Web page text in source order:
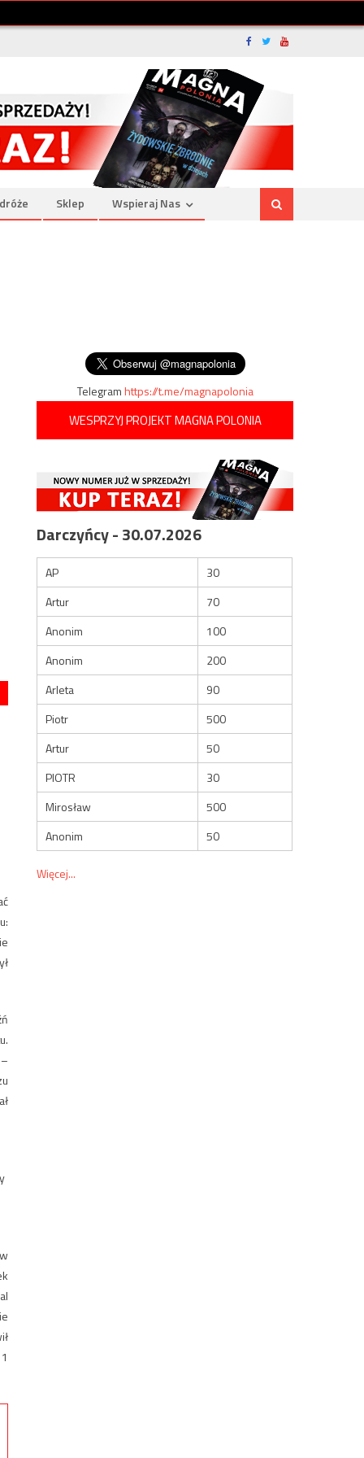
Sklep Wspieraj Nas
Telegramhttps://t.me/magnapolonia
WESPRZYJ PROJEKT MAGNA POLONIA
Darczyńcy - 30.07.2026
AP
30
Artur
70
Anonim
100
Anonim
200
Arleta
90
Piotr
500
Artur
50
PIOTR
30
Mirosław
500
Anonim
50
Więcej...